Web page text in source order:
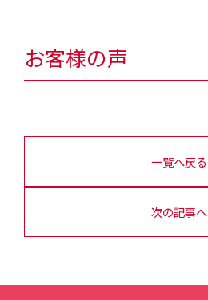
お客様の声
一覧へ戻る
次の記事へ